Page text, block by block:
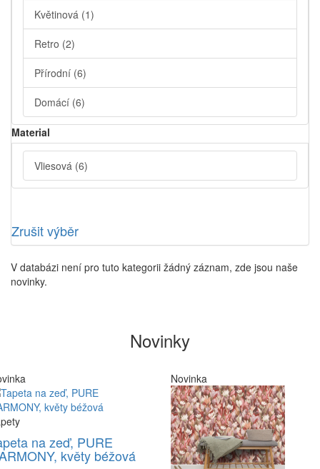
Květinová (1)
Retro (2)
Přírodní (6)
Domácí (6)
Material
Vliesová (6)
Zrušit výběr
V databázi není pro tuto kategorii žádný záznam, zde jsou naše
novinky.
Novinky
na zeď, PURE
květy béžová
Novinka